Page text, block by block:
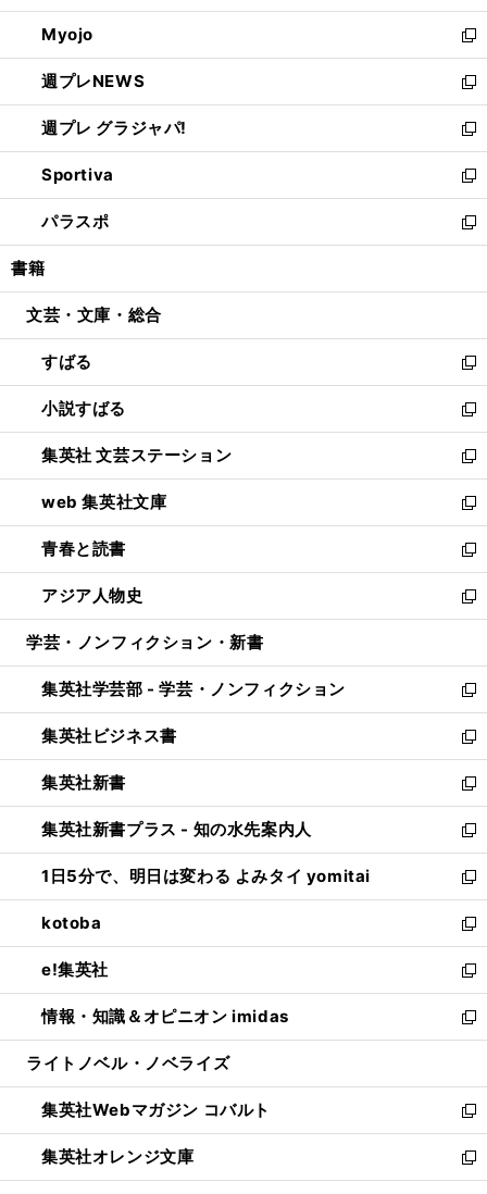
開
く
ウ
で
開
く
ン
ド
ウ
で
開
く
ウ
ィ
ン
ド
ウ
で
開
く
Myojo
新
し
い
ウ
ィ
ン
ド
ウ
で
開
週プレNEWS
新
し
い
ウ
ィ
ン
ド
ウ
開
週プレ グラジャパ!
新
し
い
ウ
ィ
ン
ウ
開
く
Sportiva
新
し
い
ウ
ン
ウ
で
開
く
パラスポ
新
し
ウ
ン
ド
ウ
で
開
く
書籍
文芸・文庫・総合
すばる
新
し
い
ウ
ィ
ン
ド
ウ
で
開
く
小説すばる
新
し
い
ウ
ィ
ン
ド
ウ
で
開
集英社 文芸ステーション
新
し
い
ウ
ィ
ン
ド
ウ
開
く
web 集英社文庫
新
し
い
ウ
ィ
ン
ウ
で
開
く
青春と読書
新
し
い
ウ
ン
ド
ウ
で
開
く
アジア人物史
新
し
ウ
ィ
ン
ド
ウ
で
開
く
学芸・ノンフィクション・新書
集英社学芸部 - 学芸・ノンフィクション
新
し
い
ウ
ィ
ン
ド
ウ
で
開
く
集英社ビジネス書
新
し
い
ウ
ィ
ン
ド
ウ
で
開
く
集英社新書
新
し
い
ウ
ィ
ン
ド
ウ
で
開
く
集英社新書プラス - 知の水先案内人
新
し
い
ウ
ィ
ン
ド
ウ
で
開
1日5分で、明日は変わる よみタイ yomitai
新
し
い
ウ
ィ
ン
ド
ウ
開
く
kotoba
新
し
い
ウ
ィ
ン
ウ
で
開
く
e!集英社
新
し
い
ウ
ン
ド
ウ
で
開
情報・知識＆オピニオン imidas
新
し
ウ
ィ
ン
ド
ウ
ライトノベル・ノベライズ
集英社Webマガジン コバルト
新
し
い
ウ
集英社オレンジ文庫
新
し